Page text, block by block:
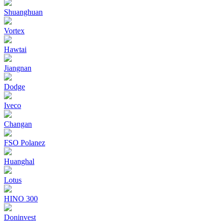
Shuanghuan
Vortex
Hawtai
Jiangnan
Dodge
Iveco
Changan
FSO Polanez
Huanghal
Lotus
HINO 300
Doninvest